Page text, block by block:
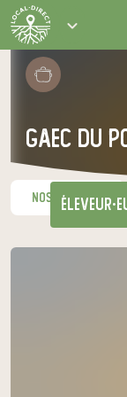
gaec du
nos produits